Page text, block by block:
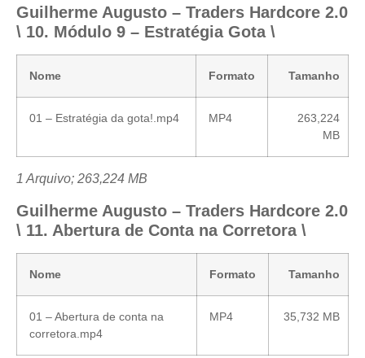
Guilherme Augusto – Traders Hardcore 2.0
\ 10. Módulo 9 – Estratégia Gota \
Nome Formato Tamanho
01 – Estratégia da gota!.mp4 MP4
263,224
MB
1 Arquivo; 263,224 MB
Guilherme Augusto – Traders Hardcore 2.0
\ 11. Abertura de Conta na Corretora \
Nome Formato Tamanho
01 – Abertura de conta na
corretora.mp4
MP4 35,732 MB